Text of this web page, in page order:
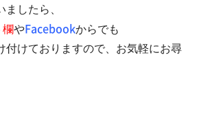
したら、
欄やFacebookからでも
付けておりますので、お気軽にお尋